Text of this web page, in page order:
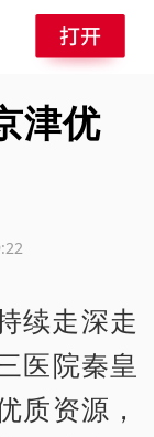
津优
续走深走
医院秦皇
质资源，